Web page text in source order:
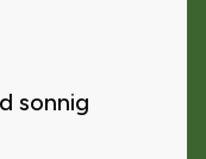
sonnig